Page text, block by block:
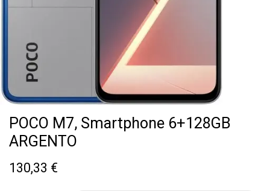
POCO M7, Smartphone 6+128GB
ARGENTO
130,33 €